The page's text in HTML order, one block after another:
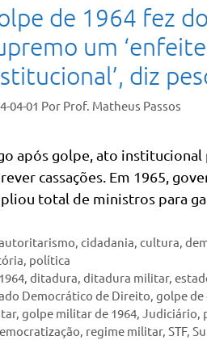
de 1964 fez do
um ‘enfeite
diz
04-01 Por Prof. Matheus Passos
após golpe, ato
cassações. Em 1965,
total de ministros para
,cidadania,cultura,
, política
Tags
1964,ditadura,ditadura militar,
Democrático de Direito, golpe de
, golpe militar de 1964, Judiciário,
, regime militar, STF,